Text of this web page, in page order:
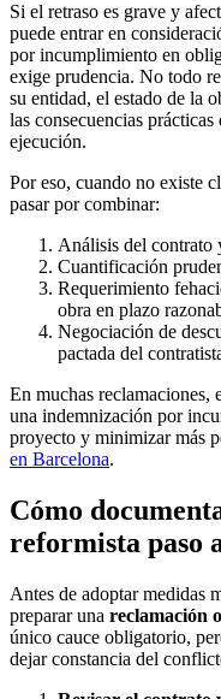
Si el retraso es grave y
puede entrar en
por incumplimiento en
exige prudencia. No todo
su entidad, el estado de la
las consecuencias
ejecución.
Por eso, cuando no existe
pasar por combinar:
Análisis del contrato
Cuantificación
Requerimiento
obra en plazo
Negociación de
pactada del
En muchas
una indemnización por
proyecto y minimizar más
en Barcelona.
Cómo
reformista paso
Antes de adoptar medidas
preparar una reclamación
único cauce obligatorio,
dejar constancia del